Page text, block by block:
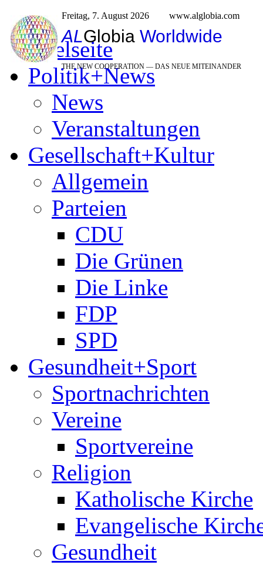
Freitag, 7. August 2026 www.alglobia.com
ALGlobia Worldwide
THE NEW COOPERATION — DAS NEUE MITEINANDER
Titelseite
Politik+News
News
Veranstaltungen
Gesellschaft+Kultur
Allgemein
Parteien
CDU
Die Grünen
Die Linke
FDP
SPD
Gesundheit+Sport
Sportnachrichten
Vereine
Sportvereine
Religion
Katholische Kirche
Evangelische
Gesundheit